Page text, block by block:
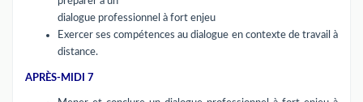
dialogue professionnel à fort enjeu
Exercer ses compétences au dialogue en contexte de travail à
distance.
APRÈS-MIDI 7